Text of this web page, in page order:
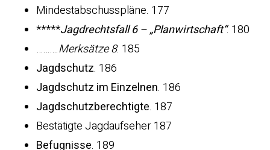
Mindestabschusspläne. 177
*****Jagdrechtsfall 6 – „Planwirtschaft“. 180
……….Merksätze 8. 185
Jagdschutz. 186
Jagdschutz im Einzelnen. 186
Jagdschutzberechtigte. 187
Bestätigte Jagdaufseher 187
Befugnisse. 189